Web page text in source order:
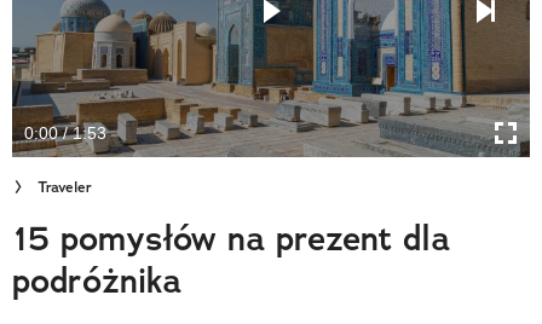
Sklep
Newsletter
Cuda Polski
Wielki Konkurs Fotograficzny
Trendbook Podróżniczy
Polecane
0:00 / 1:53
Traveler
15 pomysłów na prezent dla
podróżnika